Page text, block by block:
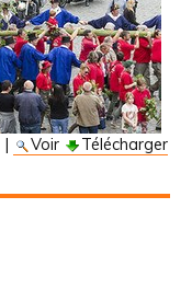
| Voir Télécharger